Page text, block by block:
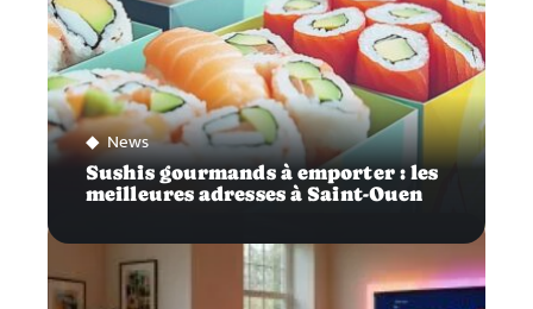
News
Sushis gourmands à emporter : les
meilleures adresses à Saint-Ouen